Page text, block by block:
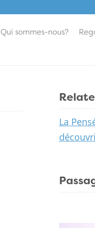
Qui sommes-nous?
La